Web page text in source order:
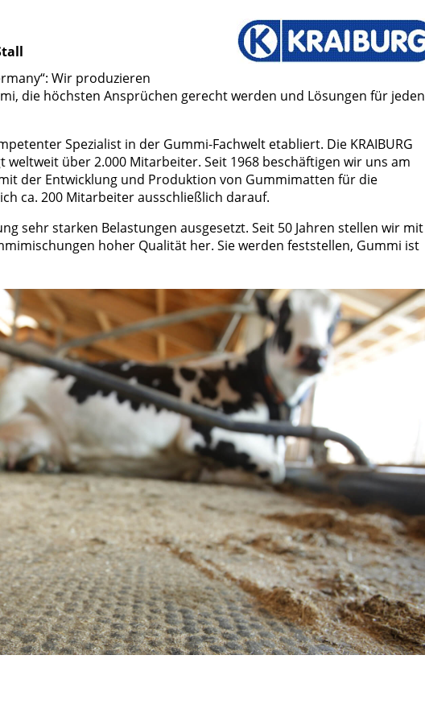
Wir produzieren
die höchsten Ansprüchen gerecht werden und Lösungen für jeden
Spezialist in der Gummi-Fachwelt etabliert. Die KRAIBURG
weltweit über 2.000 Mitarbeiter. Seit 1968 beschäftigen wir uns am
der Entwicklung und Produktion von Gummimatten für die
ca. 200 Mitarbeiter ausschließlich darauf.
sehr starken Belastungen ausgesetzt. Seit 50 Jahren stellen wir mit
hoher Qualität her. Sie werden feststellen, Gummi ist